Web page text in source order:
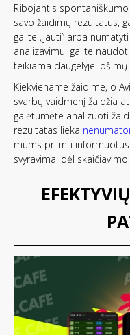
Ribojantis
savo žaidimų rezultatus,
galite „jauti” arba
analizavimui galite
teikiama daugelyje lošimų
Kiekviename žaidime, o
svarbų vaidmenį žaidžia
galėtumėte analizuoti
rezultatas lieka
mums priimti
svyravimai dėl skaičiavimo